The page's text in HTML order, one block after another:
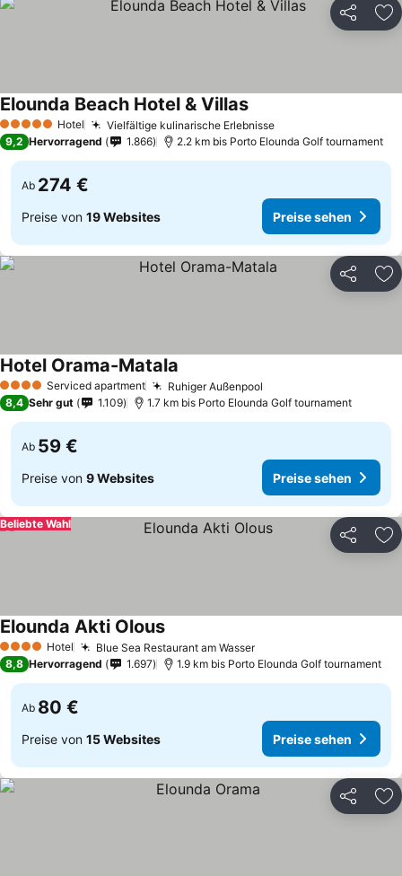
Teilen
5 Sterne Hotel Vielfältige kulinarische Erlebnisse
Elounda Beach Hotel & Villas
9,2 Hervorragend 1.866 2.2 km bis Porto Elounda Golf tournament
Ab 274 €
Preise von 19 Websites Preise sehen
Teilen
4 Sterne Serviced apartment Ruhiger Außenpool
Hotel Orama-Matala
8,4 Sehr gut 1.109 1.7 km bis Porto Elounda Golf tournament
Ab 59 €
Preise von 9 Websites Preise sehen
Teilen
Beliebte Wahl
4 Sterne Hotel Blue Sea Restaurant am Wasser
Elounda Akti Olous
8,8 Hervorragend 1.697 1.9 km bis Porto Elounda Golf tournament
Ab 80 €
Preise von 15 Websites Preise sehen
Teilen